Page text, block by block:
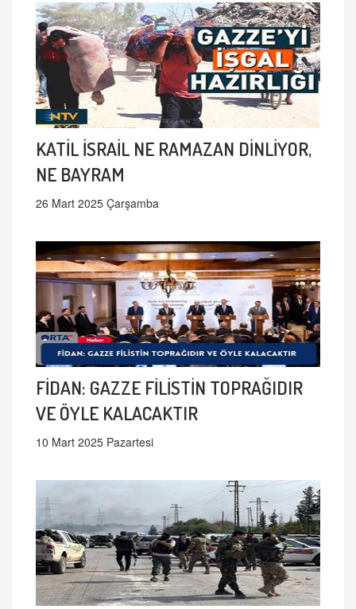
KATİL İSRAİL NE RAMAZAN DİNLİYOR,
NE BAYRAM
26 Mart 2025 Çarşamba
FİDAN: GAZZE FİLİSTİN TOPRAĞIDIR
VE ÖYLE KALACAKTIR
10 Mart 2025 Pazartesi